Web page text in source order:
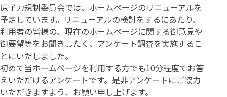
原子力規制委員会では、ホームページのリニューアルを
予定しています。リニューアルの検討をするにあたり、
利用者の皆様の、現在のホームページに関する御意見や
御要望等をお聞きしたく、アンケート調査を実施するこ
とにいたしました。
初めて当ホームページを利用する方でも10分程度でお答
えいただけるアンケートです。是非アンケートにご協力
いただきますよう、お願い申し上げます。